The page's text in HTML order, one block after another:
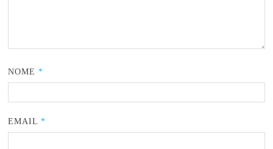
NOME*
EMAIL*